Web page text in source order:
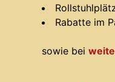
Rabatte im
sowie bei